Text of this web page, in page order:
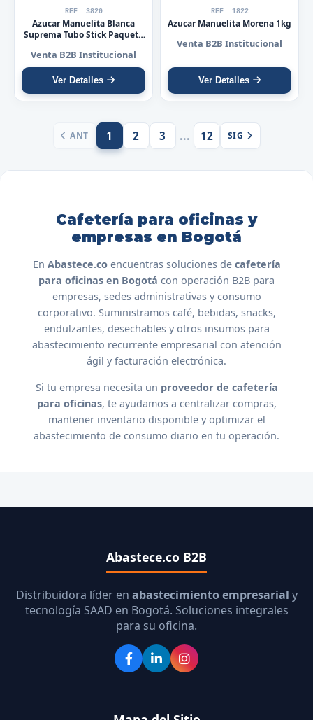
REF: 3820
Azucar Manuelita Blanca
Suprema Tubo Stick Paquete
Venta B2B Institucional
Ver Detalles
REF: 1822
Azucar Manuelita Morena 1kg
Venta B2B Institucional
Ver Detalles
ANT 1 2 3 ... 12 SIG
Cafetería para oficinas y
empresas en Bogotá
En Abastece.coencuentras soluciones de cafetería
para oficinas en Bogotá con operación B2B para
empresas, sedes administrativas y consumo
corporativo. Suministramos café, bebidas, snacks,
endulzantes, desechables y otros insumos para
abastecimiento recurrente empresarial con atención
ágil y facturación electrónica.
Si tu empresa necesita un proveedor de cafetería
para oficinas, te ayudamos a centralizar compras,
mantener inventario disponible y optimizar el
abastecimiento de consumo diario en tu operación.
Abastece.co B2B
Distribuidora líder en abastecimiento empresarial y
tecnología SAAD en Bogotá. Soluciones integrales
para su oficina.